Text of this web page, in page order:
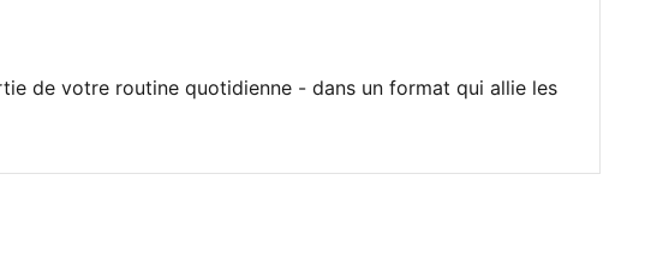
de votre routine quotidienne - dans un format qui allie les